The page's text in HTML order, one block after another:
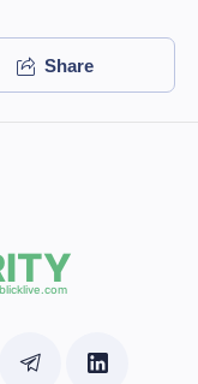
Share